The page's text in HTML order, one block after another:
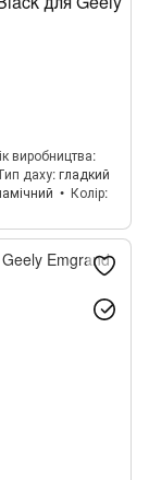
виробництва
даху гладкий
Колір